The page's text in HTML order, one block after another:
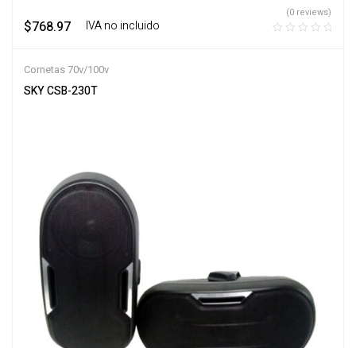
$768.97 ‎ ‎ ‎ IVA no incluido
(0 reviews)
Cornetas 70v/100v
SKY CSB-230T